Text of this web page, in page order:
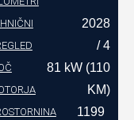
2028
/ 4
81 kW (110
KM)
1199